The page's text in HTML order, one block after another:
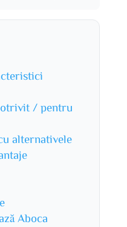
/ pentru
alternativele
Aboca